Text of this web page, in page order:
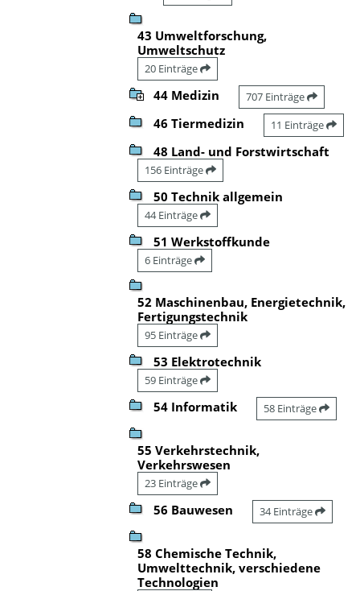
43 Umweltforschung,
Umweltschutz
20 Einträge
44 Medizin 707 Einträge
46 Tiermedizin 11 Einträge
48 Land- und Forstwirtschaft
156 Einträge
50 Technik allgemein
44 Einträge
51 Werkstoffkunde
6 Einträge
52 Maschinenbau, Energietechnik,
Fertigungstechnik
95 Einträge
53 Elektrotechnik
59 Einträge
54 Informatik 58 Einträge
55 Verkehrstechnik,
Verkehrswesen
23 Einträge
56 Bauwesen 34 Einträge
58 Chemische Technik,
Umwelttechnik, verschiedene
Technologien